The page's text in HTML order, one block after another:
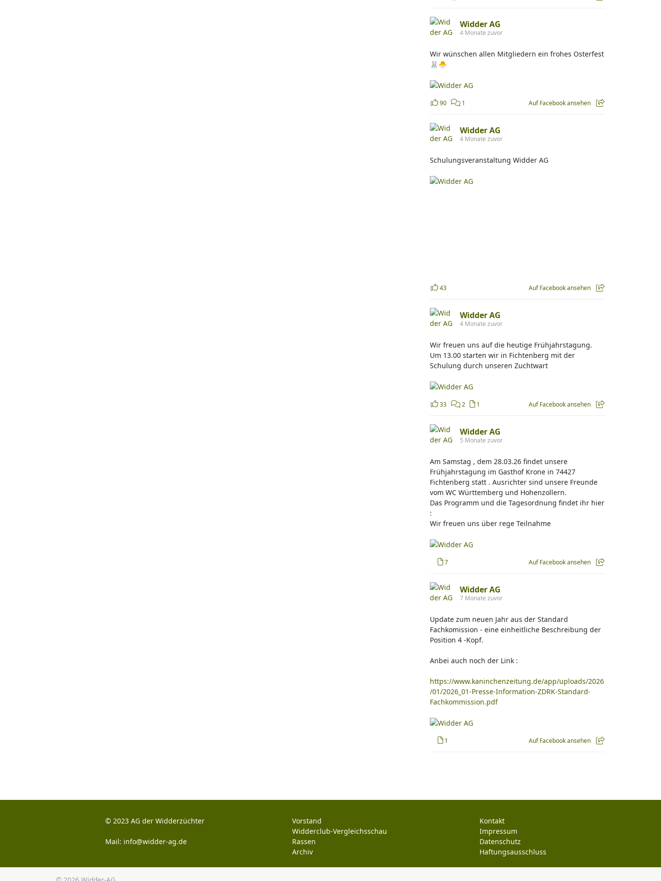
Widder AG
4 Monate zuvor
Wir wünschen allen Mitgliedern ein frohes Osterfest
🐰🐣
90 1 Auf Facebook ansehen
Widder AG
4 Monate zuvor
Schulungsveranstaltung Widder AG
43 Auf Facebook ansehen
Widder AG
4 Monate zuvor
Wir freuen uns auf die heutige Frühjahrstagung.
Um 13.00 starten wir in Fichtenberg mit der
Schulung durch unseren Zuchtwart
33 2 1 Auf Facebook ansehen
Widder AG
5 Monate zuvor
Am Samstag , dem 28.03.26 findet unsere
Frühjahrstagung im Gasthof Krone in 74427
Fichtenberg statt . Ausrichter sind unsere Freunde
vom WC Württemberg und Hohenzollern.
Das Programm und die Tagesordnung findet ihr hier
:
Wir freuen uns über rege Teilnahme
7 Auf Facebook ansehen
Widder AG
7 Monate zuvor
Update zum neuen Jahr aus der Standard
Fachkomission - eine einheitliche Beschreibung der
Position 4 -Kopf.
Anbei auch noch der Link :
https://www.kaninchenzeitung.de/app/uploads/2026
/01/2026_01-Presse-Information-ZDRK-Standard-
Fachkommission.pdf
1 Auf Facebook ansehen
© 2023 AG der Widderzüchter
Mail: info@widder-ag.de
Vorstand
Widderclub-Vergleichsschau
Rassen
Archiv
Kontakt
Impressum
Datenschutz
Haftungsausschluss